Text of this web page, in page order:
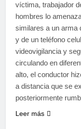
víctima, trabajador
hombres lo
similares a un arma
y de un teléfono
videovigilancia y
circulando en
alto, el conductor
a distancia que se
posteriormente
Leer más